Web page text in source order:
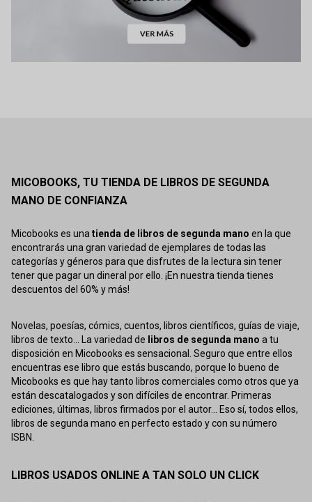
MICOBOOKS, TU TIENDA DE LIBROS DE SEGUNDA
MANO DE CONFIANZA
Micobooks es unatienda de libros de segunda mano en la que
encontrarás una gran variedad de ejemplares de todas las
categorías y géneros para que disfrutes de la lectura sin tener
tener que pagar un dineral por ello. ¡En nuestra tienda tienes
descuentos del 60% y más!
Novelas, poesías, cómics, cuentos, libros científicos, guías de viaje,
libros de texto... La variedad de libros de segunda mano a tu
disposición en Micobooks es sensacional. Seguro que entre ellos
encuentras ese libro que estás buscando, porque lo bueno de
Micobooks es que hay tanto libros comerciales como otros que ya
están descatalogados y son difíciles de encontrar. Primeras
ediciones, últimas, libros firmados por el autor... Eso sí, todos ellos,
libros de segunda mano en perfecto estado y con su número
ISBN.
LIBROS USADOS ONLINE A TAN SOLO UN CLICK